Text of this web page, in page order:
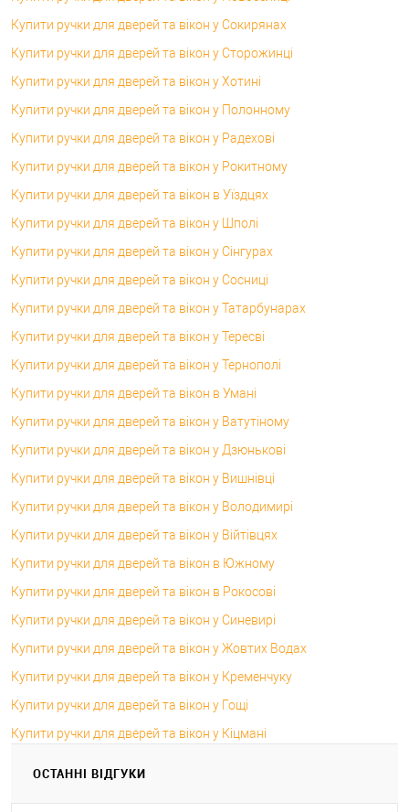
Купити ручки для дверей та вікон у Сокирянах
Купити ручки для дверей та вікон у Сторожинці
Купити ручки для дверей та вікон у Хотині
Купити ручки для дверей та вікон у Полонному
Купити ручки для дверей та вікон у Радехові
Купити ручки для дверей та вікон у Рокитному
Купити ручки для дверей та вікон в Уїздцях
Купити ручки для дверей та вікон у Шполі
Купити ручки для дверей та вікон у Сінгурах
Купити ручки для дверей та вікон у Сосниці
Купити ручки для дверей та вікон у Татарбунарах
Купити ручки для дверей та вікон у Тересві
Купити ручки для дверей та вікон у Тернополі
Купити ручки для дверей та вікон в Умані
Купити ручки для дверей та вікон у Ватутіному
Купити ручки для дверей та вікон у Дзюнькові
Купити ручки для дверей та вікон у Вишнівці
Купити ручки для дверей та вікон у Володимирі
Купити ручки для дверей та вікон у Війтівцях
Купити ручки для дверей та вікон в Южному
Купити ручки для дверей та вікон в Рокосові
Купити ручки для дверей та вікон у Синевирі
Купити ручки для дверей та вікон у Жовтих Водах
Купити ручки для дверей та вікон у Кременчуку
Купити ручки для дверей та вікон у Гощі
Купити ручки для дверей та вікон у Кіцмані
ОСТАННІ ВІДГУКИ